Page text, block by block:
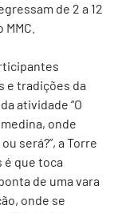
de 2 a 12
e tradições da
atividade “O
onde
será?”, a Torre
é que toca
de uma vara
onde se